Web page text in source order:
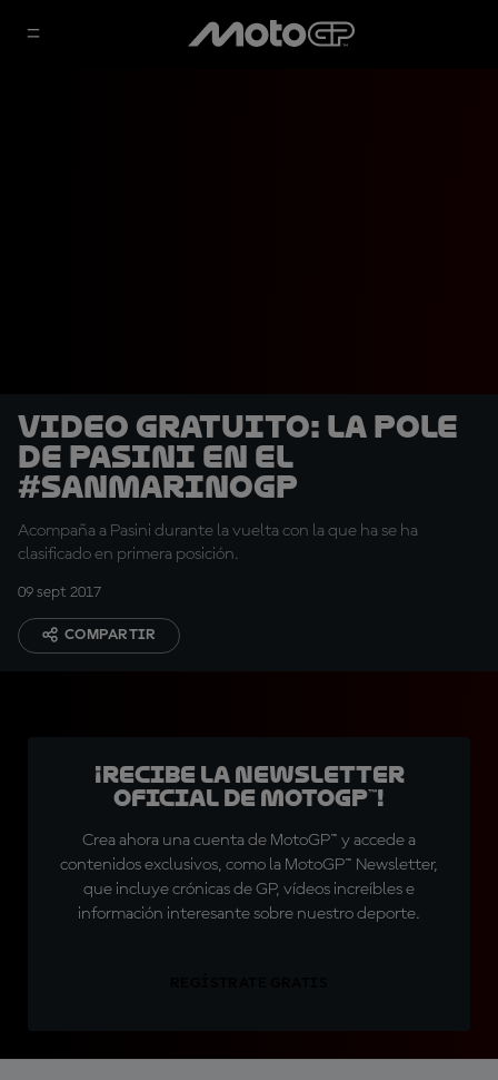
Video gratuito: La pole
de Pasini en el
#SanMarinoGP
Acompaña a Pasini durante la vuelta con la que ha se ha
clasificado en primera posición.
09 sept 2017
COMPARTIR
¡Recibe la Newsletter
oficial de MotoGP™!
Crea ahora una cuenta de MotoGP™ y accede a
contenidos exclusivos, como la MotoGP™ Newsletter,
que incluye crónicas de GP, vídeos increíbles e
información interesante sobre nuestro deporte.